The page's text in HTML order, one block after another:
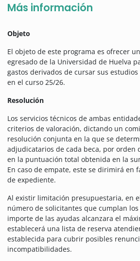
Más información
Objeto
El objeto de este programa es ofrecer
egresado de la Universidad de Huelva
gastos derivados de cursar sus
en el curso 25/26.
Resolución
Los servicios técnicos de ambas
criterios de valoración, dictando un
resolución conjunta en la que se
adjudicatarios de cada beca, por orden
en la puntuación total obtenida en la
En caso de empate, este se dirimirá en
de expediente.
Al existir limitación presupuestaria, en
número de solicitantes que cumplan
importe de las ayudas alcanzara el
establecerá una lista de reserva
establecida para cubrir posibles
incompatibilidades.